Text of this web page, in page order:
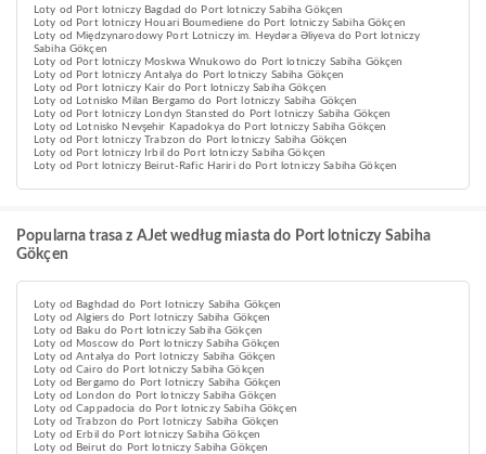
Loty od Port lotniczy Bagdad do Port lotniczy Sabiha Gökçen
Loty od Port lotniczy Houari Boumediene do Port lotniczy Sabiha Gökçen
Loty od Międzynarodowy Port Lotniczy im. Heydəra Əliyeva do Port lotniczy
Sabiha Gökçen
Loty od Port lotniczy Moskwa Wnukowo do Port lotniczy Sabiha Gökçen
Loty od Port lotniczy Antalya do Port lotniczy Sabiha Gökçen
Loty od Port lotniczy Kair do Port lotniczy Sabiha Gökçen
Loty od Lotnisko Milan Bergamo do Port lotniczy Sabiha Gökçen
Loty od Port lotniczy Londyn Stansted do Port lotniczy Sabiha Gökçen
Loty od Lotnisko Nevşehir Kapadokya do Port lotniczy Sabiha Gökçen
Loty od Port lotniczy Trabzon do Port lotniczy Sabiha Gökçen
Loty od Port lotniczy Irbil do Port lotniczy Sabiha Gökçen
Loty od Port lotniczy Beirut-Rafic Hariri do Port lotniczy Sabiha Gökçen
Popularna trasa z AJet według miasta do Port lotniczy Sabiha
Gökçen
Loty od Baghdad do Port lotniczy Sabiha Gökçen
Loty od Algiers do Port lotniczy Sabiha Gökçen
Loty od Baku do Port lotniczy Sabiha Gökçen
Loty od Moscow do Port lotniczy Sabiha Gökçen
Loty od Antalya do Port lotniczy Sabiha Gökçen
Loty od Cairo do Port lotniczy Sabiha Gökçen
Loty od Bergamo do Port lotniczy Sabiha Gökçen
Loty od London do Port lotniczy Sabiha Gökçen
Loty od Cappadocia do Port lotniczy Sabiha Gökçen
Loty od Trabzon do Port lotniczy Sabiha Gökçen
Loty od Erbil do Port lotniczy Sabiha Gökçen
Loty od Beirut do Port lotniczy Sabiha Gökçen